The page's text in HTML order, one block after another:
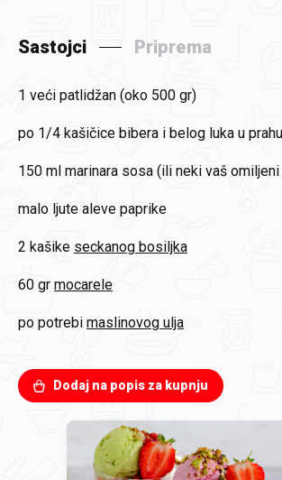
Sastojci Priprema
1 veći patlidžan (oko 500 gr)
po 1/4 kašičice bibera i belog luka u prahu
150 ml marinara sosa (ili neki vaš
malo ljute aleve paprike
2 kašike seckanog bosiljka
60 gr mocarele
po potrebi maslinovog ulja
Dodaj na popis za kupnju